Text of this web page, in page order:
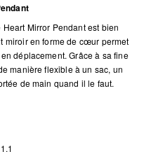
Mirror Pendant est bien
miroir en forme de cœur permet
déplacement. Grâce à sa fine
manière flexible à un sac, un
de main quand il le faut.